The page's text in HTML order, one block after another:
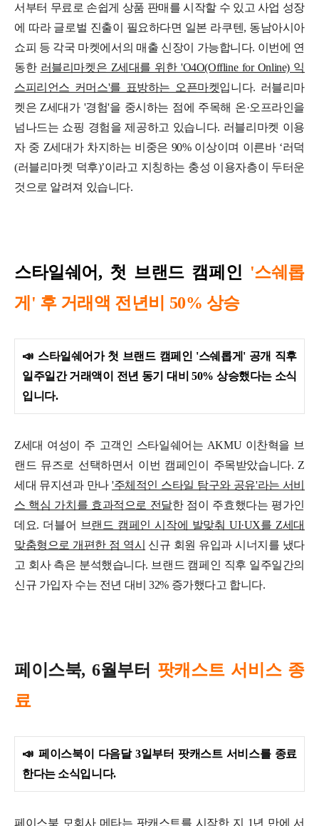
서부터 무료로 손쉽게 상품 판매를 시작할 수 있고 사업 성장
에 따라 글로벌 진출이 필요하다면 일본 라쿠텐, 동남아시아
쇼피 등 각국 마켓에서의 매출 신장이 가능합니다. 이번에 연
동한 러블리마켓은 Z세대를 위한 'O4O(Offline for Online) 익
스피리언스 커머스'를 표방하는 오픈마켓입니다. 러블리마
켓은 Z세대가 '경험'을 중시하는 점에 주목해 온·오프라인을
넘나드는 쇼핑 경험을 제공하고 있습니다. 러블리마켓 이용
자 중 Z세대가 차지하는 비중은 90% 이상이며 이른바 ‘러덕
(러블리마켓 덕후)’이라고 지칭하는 충성 이용자층이 두터운
것으로 알려져 있습니다.
스타일쉐어, 첫 브랜드 캠페인 '스쉐롭
게' 후 거래액 전년비 50% 상승
📣 스타일쉐어가 첫 브랜드 캠페인 '스쉐롭게' 공개 직후
일주일간 거래액이 전년 동기 대비 50% 상승했다는 소식
입니다.
Z세대 여성이 주 고객인 스타일쉐어는 AKMU 이찬혁을 브
랜드 뮤즈로 선택하면서 이번 캠페인이 주목받았습니다. Z
세대 뮤지션과 만나'주체적인 스타일 탐구와 공유'라는 서비
스 핵심 가치를 효과적으로 전달한 점이 주효했다는 평가인
데요. 더블어
브랜드 캠페인 시작에 발맞춰 UI·UX를 Z세대
맞춤형으로 개편한 점 역시 신규 회원 유입과 시너지를 냈다
고 회사 측은 분석했습니다. 브랜드 캠페인 직후 일주일간의
신규 가입자 수는 전년 대비 32% 증가했다고 합니다.
페이스북, 6월부터 팟캐스트 서비스 종
료
📣 페이스북이 다음달 3일부터 팟캐스트 서비스를 종료
한다는 소식입니다.
페이스북 모회사 메타는 팟캐스트를 시작한 지 1년 만에 서